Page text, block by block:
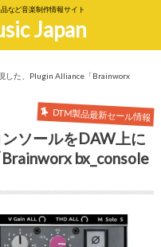
など音楽制作情報サイト
Japan
した、Plugin Alliance「Brainworx
DTM製品最新セール情報
ソールをDAW上に
bx_console